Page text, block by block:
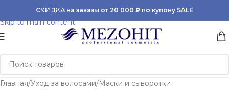
Skip to navigation
Skip to main content
СКИДКА на заказы от 20 000 ₽ по купону SALE
Главная/Уход за волосами/Маски и сыворотки